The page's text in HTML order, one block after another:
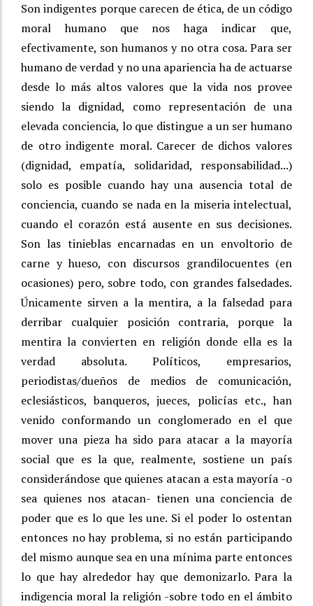
Son indigentes porque carecen de ética, de un código
moral humano que nos haga indicar que,
efectivamente, son humanos y no otra cosa. Para ser
humano de verdad y no una apariencia ha de actuarse
desde lo más altos valores que la vida nos provee
siendo la dignidad, como representación de una
elevada conciencia, lo que distingue a un ser humano
de otro indigente moral. Carecer de dichos valores
(dignidad, empatía, solidaridad, responsabilidad...)
solo es posible cuando hay una ausencia total de
conciencia, cuando se nada en la miseria intelectual,
cuando el corazón está ausente en sus decisiones.
Son las tinieblas encarnadas en un envoltorio de
carne y hueso, con discursos grandilocuentes (en
ocasiones) pero, sobre todo, con grandes falsedades.
Únicamente sirven a la mentira, a la falsedad para
derribar cualquier posición contraria, porque la
mentira la convierten en religión donde ella es la
verdad absoluta. Políticos, empresarios,
periodistas/dueños de medios de comunicación,
eclesiásticos, banqueros, jueces, policías etc., han
venido conformando un conglomerado en el que
mover una pieza ha sido para atacar a la mayoría
social que es la que, realmente, sostiene un país
considerándose que quienes atacan a esta mayoría -o
sea quienes nos atacan- tienen una conciencia de
poder que es lo que les une. Si el poder lo ostentan
entonces no hay problema, si no están participando
del mismo aunque sea en una mínima parte entonces
lo que hay alrededor hay que demonizarlo. Para la
indigencia moral la religión -sobre todo en el ámbito